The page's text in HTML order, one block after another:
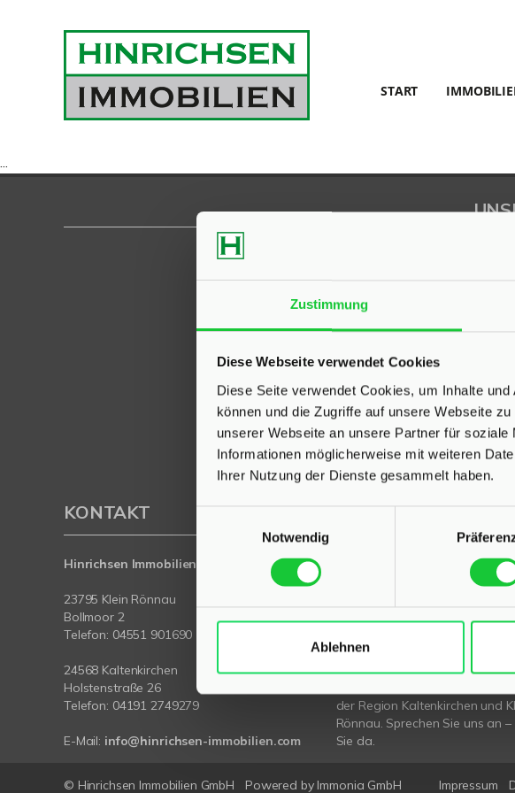
Zustimmung
Diese Webseite verwendet Cookies
Diese Seite verwendet Cookies, um Inhalte
können und die Zugriffe auf unsere Webseite
unserer Webseite an unsere Partner für
Informationen möglicherweise mit weiteren
Ihrer Nutzung der Dienste gesammelt haben.
Notwendig
Ablehnen
START
...
KONTAKT
Hinrichsen Immobilien GmbH
23795 Klein Rönnau
Bollmoor 2
Telefon: 04551 901690
24568 Kaltenkirchen
Holstenstraße 26
Telefon: 04191 2749279
E-Mail: info@hinrichsen-immobilien.com
PROFIL
Klein Rönnau und
Vermietung Ihrer Immobilie zur
Mit umfassendem Fachwissen
Expertise beraten wir Sie in
der Region Kaltenkirchen und
Rönnau. Sprechen Sie uns an
Sie da.
© Hinrichsen Immobilien GmbH Powered by Immonia GmbH Impressum